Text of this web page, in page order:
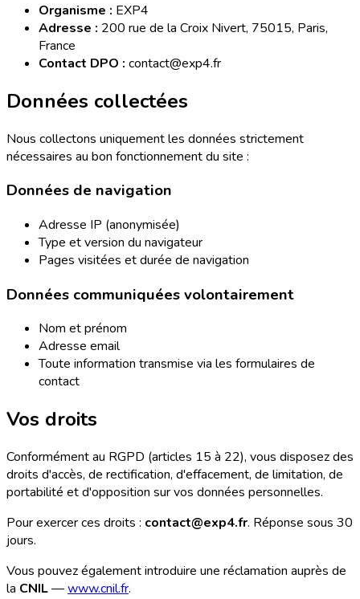
Organisme : EXP4
Adresse : 200 rue de la Croix Nivert, 75015, Paris,
France
Contact DPO : contact@exp4.fr
Données collectées
Nous collectons uniquement les données strictement
nécessaires au bon fonctionnement du site :
Données de navigation
Adresse IP (anonymisée)
Type et version du navigateur
Pages visitées et durée de navigation
Données communiquées volontairement
Nom et prénom
Adresse email
Toute information transmise via les formulaires de
contact
Vos droits
Conformément au RGPD (articles 15 à 22), vous disposez des
droits d'accès, de rectification, d'effacement, de limitation, de
portabilité et d'opposition sur vos données personnelles.
Pour exercer ces droits : contact@exp4.fr. Réponse sous 30
jours.
Vous pouvez également introduire une réclamation auprès de
la CNIL—www.cnil.fr.